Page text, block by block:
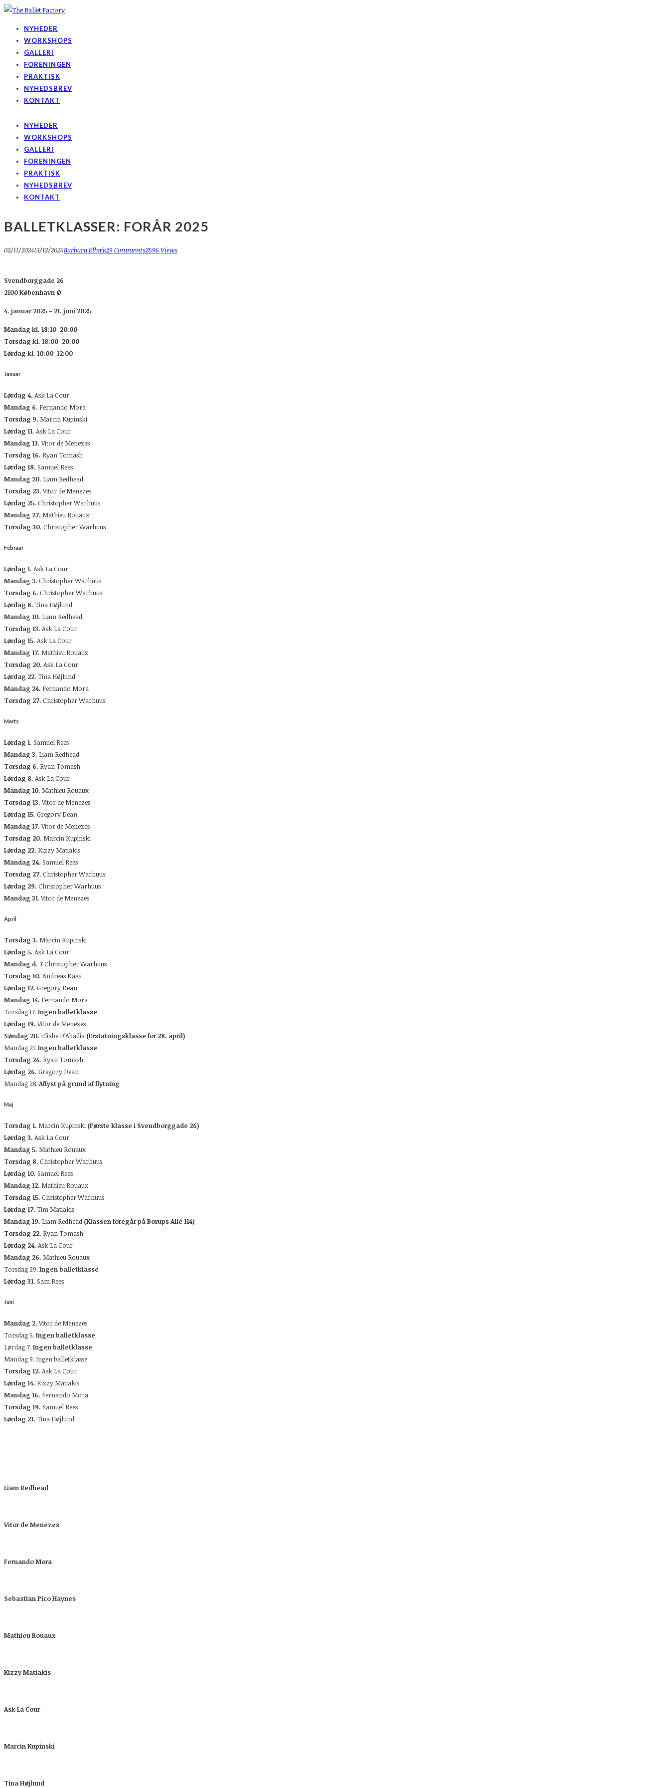
NYHEDER
WORKSHOPS
GALLERI
FORENINGEN
PRAKTISK
NYHEDSBREV
KONTAKT
NYHEDER
WORKSHOPS
GALLERI
FORENINGEN
PRAKTISK
NYHEDSBREV
KONTAKT
BALLETKLASSER: FORÅR 2025
02/11/202413/12/2025Barbara Elbæk29 Comments2596 Views
Svendborggade 26
2100 København Ø
4. januar 2025 – 21. juni 2025
Mandag kl. 18:10-20:00
Torsdag kl. 18:00-20:00
Lørdag kl. 10:00-12:00
Januar
Lørdag 4. Ask La Cour
Mandag 6. Fernando Mora
Torsdag 9. Marcin Kupinski
Lørdag 11. Ask La Cour
Mandag 13.Vitor de Menezes
Torsdag 16. Ryan Tomash
Lørdag 18. Samuel Rees
Mandag 20. Liam Redhead
Torsdag 23.Vitor de Menezes
Lørdag 25. Christopher Warhuus
Mandag 27. Mathieu Rouaux
Torsdag 30. Christopher Warhuus
Februar
Lørdag 1. Ask La Cour
Mandag 3. Christopher Warhuus
Torsdag 6. Christopher Warhuus
Lørdag 8. Tina Højlund
Mandag 10. Liam Redhead
Torsdag 13. Ask La Cour
Lørdag 15. Ask La Cour
Mandag 17. Mathieu Rouaux
Torsdag 20. Ask La Cour
Lørdag 22. Tina Højlund
Mandag 24. Fernando Mora
Torsdag 27. Christopher Warhuus
Marts
Lørdag 1. Samuel Rees
Mandag 3. Liam Redhead
Torsdag 6. Ryan Tomash
Lørdag 8. Ask La Cour
Mandag 10. Mathieu Rouaux
Torsdag 13.Vitor de Menezes
Lørdag 15. Gregory Dean
Mandag 17.Vitor de Menezes
Torsdag 20. Marcin Kupinski
Lørdag 22. Kizzy Matiakis
Mandag 24. Samuel Rees
Torsdag 27. Christopher Warhuus
Lørdag 29. Christopher Warhuus
Mandag 31. Vitor de Menezes
April
Torsdag 3. Marcin Kupinski
Lørdag 5. Ask La Cour
Mandag d. 7Christopher Warhuus
Torsdag 10. Andreas Kaas
Lørdag 12. Gregory Dean
Mandag 14. Fernando Mora
Torsdag 17.Ingen balletklasse
Lørdag 19.Vitor de Menezes
Søndag 20. Eliabe D’Abadia (Erstatningsklasse for 28. april)
Mandag 21.Ingen balletklasse
Torsdag 24. Ryan Tomash
Lørdag 26. Gregory Dean
Mandag 28.Aflyst på grund af flytning
Maj
Torsdag 1. Marcin Kupinski (Første klasse i Svendborggade 26)
Lørdag 3. Ask La Cour
Mandag 5. Mathieu Rouaux
Torsdag 8. Christopher Warhuus
Lørdag 10. Samuel Rees
Mandag 12. Mathieu Rouaux
Torsdag 15. Christopher Warhuus
Lørdag 17. Tim Matiakis
Mandag 19. Liam Redhead (Klassen foregår på Borups Allé 114)
Torsdag 22. Ryan Tomash
Lørdag 24. Ask La Cour
Mandag 26. Mathieu Rouaux
Torsdag 29.Ingen balletklasse
Lørdag 31. Sam Rees
Juni
Mandag 2.Vitor de Menezes
Torsdag 5.Ingen balletklasse
Lørdag 7.Ingen balletklasse
Mandag 9. Ingen balletklasse
Torsdag 12. Ask La Cour
Lørdag 14. Kizzy Matiakis
Mandag 16. Fernando Mora
Torsdag 19. Samuel Rees
Lørdag 21. Tina Højlund
Liam Redhead
Vitor de Menezes
Fernando Mora
Sebastian Pico Haynes
Mathieu Rouaux
Kizzy Matiakis
Ask La Cour
Marcin Kupinski
Tina Højlund